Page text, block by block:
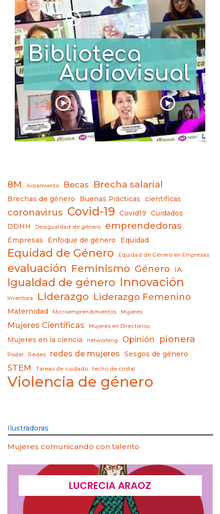
8M Aislamiento Becas Brecha salarial
Brechas de género Buenas Prácticas científicas
coronavirus Covid-19 Covid19
Cuidados
DDHH
Desigualdad de género emprendedoras
Empresas Enfoque de género Equidad
Equidad de Género Equidad de Género en Empresas
evaluación Feminismo Género IA
Igualdad de género Innovación
Inventora Liderazgo Liderazgo Femenino
Maternidad Microemprendimientos Mujeres
Mujeres Científicas Mujeres en Directorios
Mujeres en la ciencia networking Opinión pionera
Poder Redes redes de mujeres Sesgos de género
STEM Tareas de cuidado techo de cristal
Violencia de género
Ilustradoras
Mujeres comunicando con talento
LUCRECIA ARAOZ